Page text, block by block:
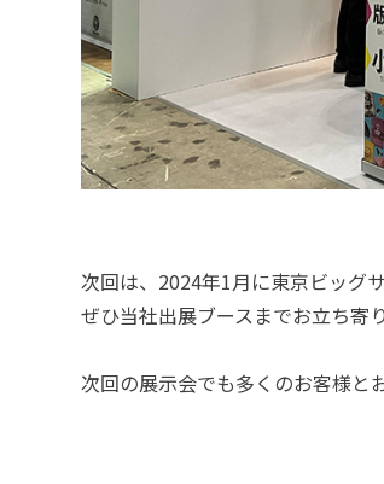
次回は、2024年1月に東京ビッグ
ぜひ当社出展ブースまでお立ち寄
次回の展示会でも多くのお客様と